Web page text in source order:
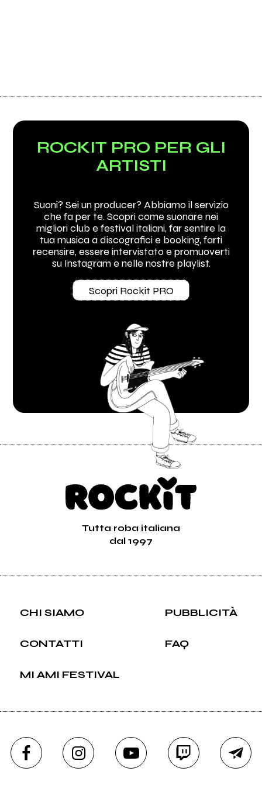
ROCKIT PRO PER GLI
ARTISTI
Suoni? Sei un producer? Abbiamo il servizio
che fa per te. Scopri come suonare nei
migliori club e festival italiani, far sentire la
tua musica a discografici e booking, farti
recensire, essere intervistato e promuoverti
su Instagram e nelle nostre playlist.
Scopri Rockit PRO
Tutta roba italiana
dal 1997
CHI SIAMO PUBBLICITÀ
CONTATTI FAQ
MI AMI FESTIVAL